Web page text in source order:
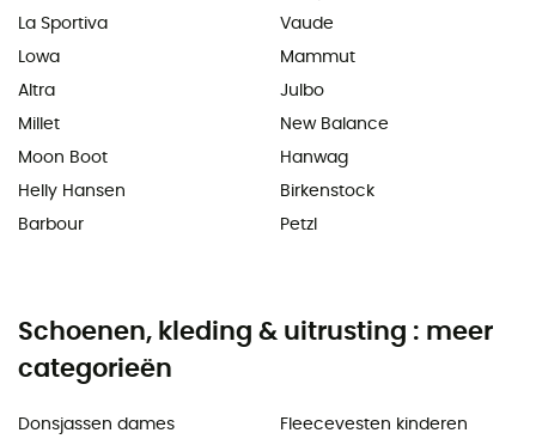
La Sportiva
Lowa
Altra
Millet
Moon Boot
Helly Hansen
Barbour
Vaude
Mammut
Julbo
New Balance
Hanwag
Birkenstock
Petzl
Schoenen, kleding & uitrusting : meer
categorieën
Donsjassen dames
Fleecevesten kinderen